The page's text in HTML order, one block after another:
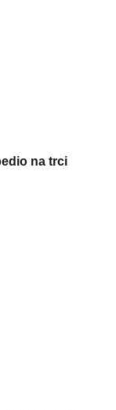
na trci